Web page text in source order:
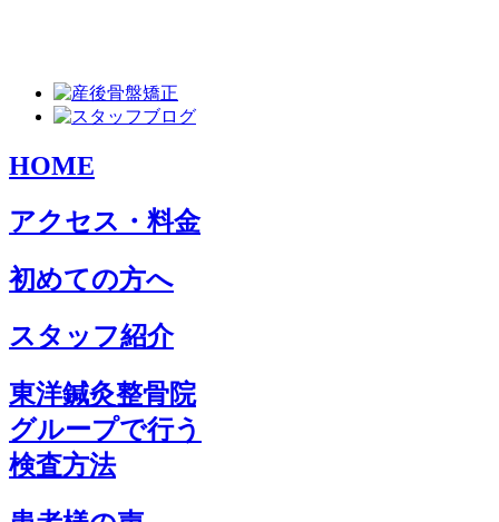
HOME
アクセス・料金
初めての方へ
スタッフ紹介
東洋鍼灸整骨院
グループで行う
検査方法